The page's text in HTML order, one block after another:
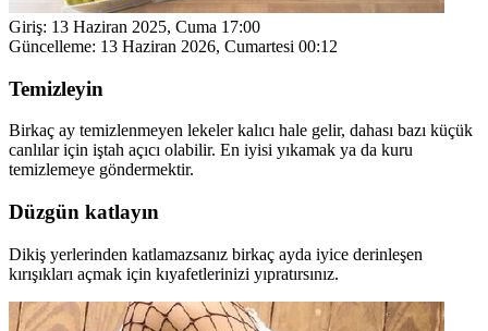
Giriş: 13 Haziran 2025, Cuma 17:00
Güncelleme: 13 Haziran 2026, Cumartesi 00:12
Temizleyin
Birkaç ay temizlenmeyen lekeler kalıcı hale gelir, dahası bazı küçük
canlılar için iştah açıcı olabilir. En iyisi yıkamak ya da kuru
temizlemeye göndermektir.
Düzgün katlayın
Dikiş yerlerinden katlamazsanız birkaç ayda iyice derinleşen
kırışıkları açmak için kıyafetlerinizi yıpratırsınız.